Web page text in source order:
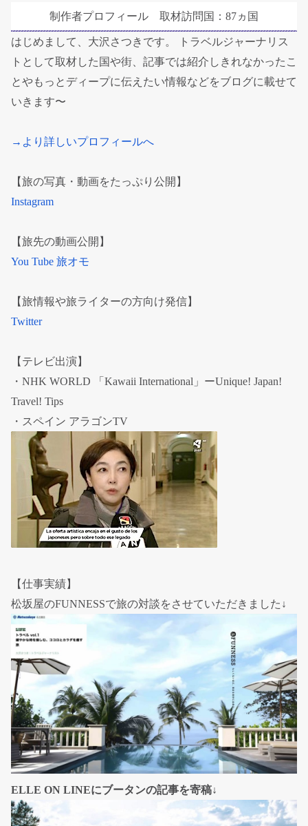
制作者プロフィール 取材訪問国：87ヵ国
はじめまして、大沢さつきです。 トラベルジャーナリス
トとして取材した国や街、記事では紹介しきれなかったこ
とやもっとディープに伝えたい情報などをブログに載せて
いきます〜
→より詳しいプロフィールへ
【旅の写真・動画をたっぷり公開】
Instagram
【旅先の動画公開】
You Tube 旅オモ
【旅情報や旅ライターの方向け発信】
Twitter
【テレビ出演】
・NHK WORLD 「Kawaii International」ーUnique! Japan!
Travel! Tips
・スペイン アラゴンTV
【仕事実績】
松坂屋のFUNNESSで旅の対談をさせていただきました↓
ELLE ON LINEにブータンの記事を寄稿↓